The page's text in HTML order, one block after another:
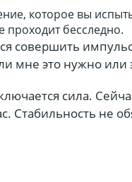
которое вы
проходит бесследно.
совершить
мне это нужно или
сила.
Стабильность не